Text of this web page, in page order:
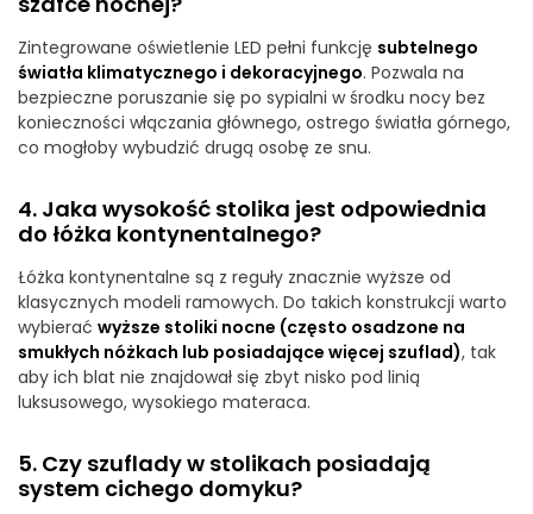
Zintegrowane oświetlenie LED pełni funkcję subtelnego
światła klimatycznego i dekoracyjnego. Pozwala na
bezpieczne poruszanie się po sypialni w środku nocy bez
konieczności włączania głównego, ostrego światła górnego,
co mogłoby wybudzić drugą osobę ze snu.
4. Jaka wysokość stolika jest odpowiednia
do łóżka kontynentalnego?
Łóżka kontynentalne są z reguły znacznie wyższe od
klasycznych modeli ramowych. Do takich konstrukcji warto
wybierać wyższe stoliki nocne (często osadzone na
smukłych nóżkach lub posiadające więcej szuflad), tak
aby ich blat nie znajdował się zbyt nisko pod linią
luksusowego, wysokiego materaca.
5. Czy szuflady w stolikach posiadają
system cichego domyku?